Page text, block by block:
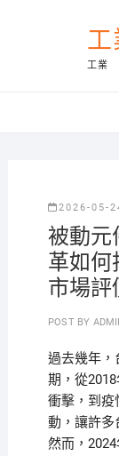
工
工業
2026-05-
被動元
革如何
市場評
POST BY
過去幾年，
期，從
衝擊，到疫
動，讓許多
然而，